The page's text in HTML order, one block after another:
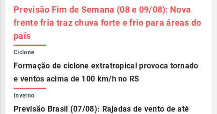
Previsão Fim de Semana (08 e 09/08): Nova
frente fria traz chuva forte e frio para áreas do
país
Ciclone
Formação de ciclone extratropical provoca tornado
e ventos acima de 100 km/h no RS
Inverno
Previsão Brasil (07/08): Rajadas de vento de até